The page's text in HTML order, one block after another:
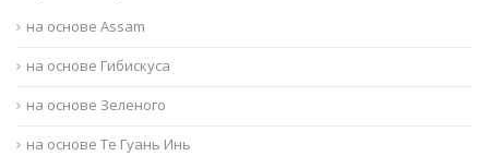
на основе Assam
на основе Гибискуса
на основе Зеленого
на основе Те Гуань Инь